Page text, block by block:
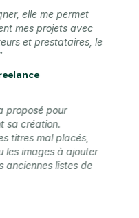
me permet
projets avec
prestataires, le
l'a proposé pour
sa création.
les titres mal placés,
ou les images à ajouter
anciennes listes de